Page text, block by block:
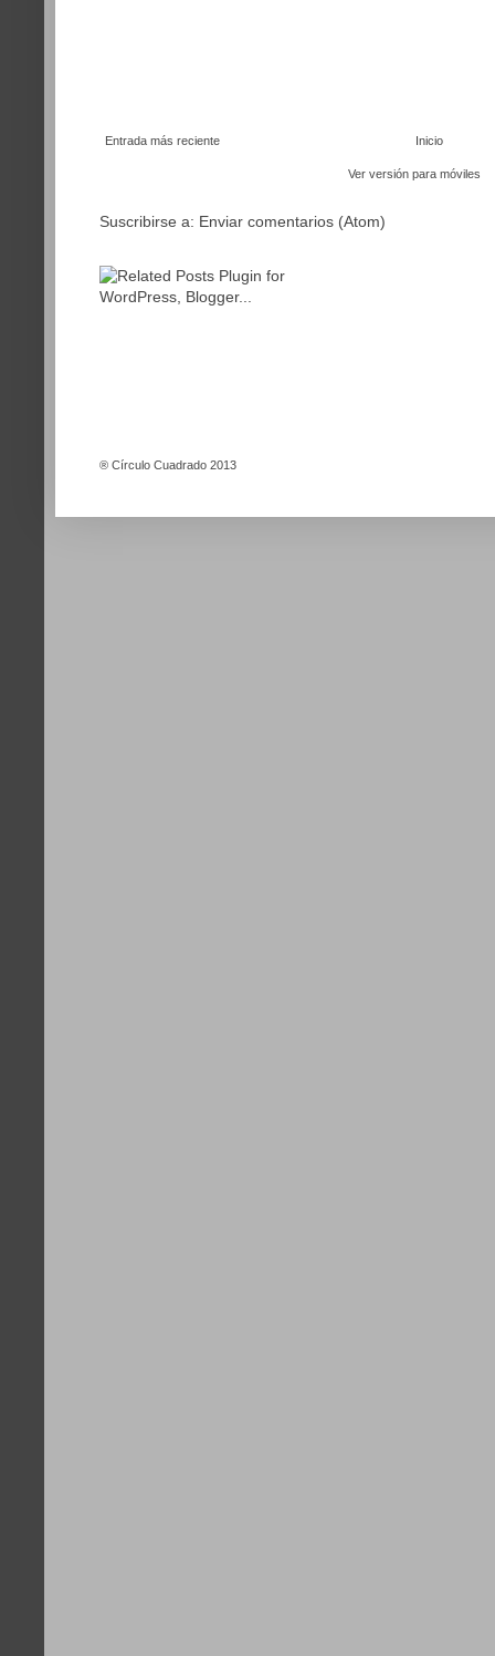
Entrada más reciente Inicio
Ver versión para móviles
Suscribirse a: Enviar comentarios (Atom)
® Círculo Cuadrado 2013